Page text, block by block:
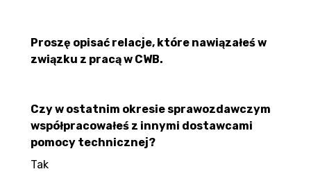
Proszę opisać relacje, które nawiązałeś w
związku z pracą w CWB.
Czy w ostatnim okresie sprawozdawczym
współpracowałeś z innymi dostawcami
pomocy technicznej?
Tak